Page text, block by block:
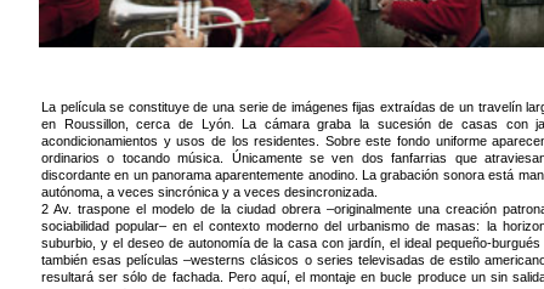
La película se constituye de una serie de imágenes fijas extraídas de un travelín
en Roussillon, cerca de Lyón. La cámara graba la sucesión de casas con
acondicionamientos y usos de los residentes. Sobre este fondo uniforme
ordinarios o tocando música. Únicamente se ven dos fanfarrias que
discordante en un panorama aparentemente anodino. La grabación sonora está
autónoma, a veces sincrónica y a veces desincronizada.
2 Av. traspone el modelo de la ciudad obrera –originalmente una creación
sociabilidad popular– en el contexto moderno del urbanismo de masas: la
suburbio, y el deseo de autonomía de la casa con jardín, el ideal pequeño-
también esas películas –westerns clásicos o series televisadas de estilo
resultará ser sólo de fachada. Pero aquí, el montaje en bucle produce un sin